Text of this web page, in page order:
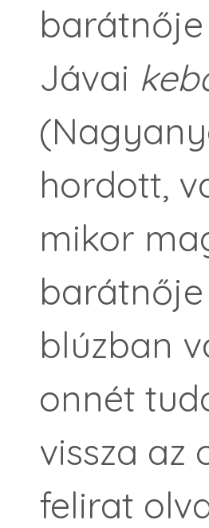
Jávai
hordott,
mikor
blúzban
onnét
vissza az
felirat